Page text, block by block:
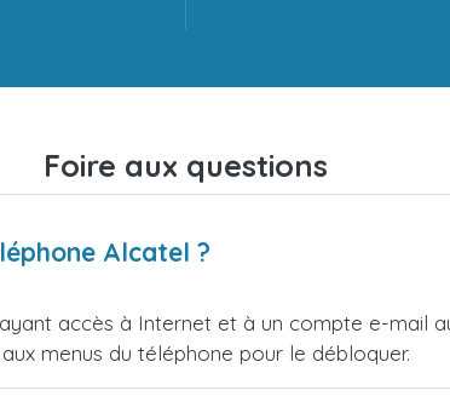
Foire aux questions
Alcatel ?
accès à Internet et à un compte e-mail
menus du téléphone pour le débloquer.